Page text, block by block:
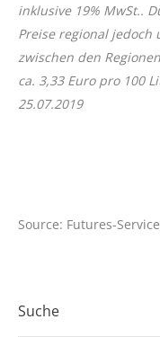
inklusive 19% MwSt..
Preise regional jedoch
zwischen den
ca. 3,33 Euro pro 100
25.07.2019
Source: Futures-
Suche